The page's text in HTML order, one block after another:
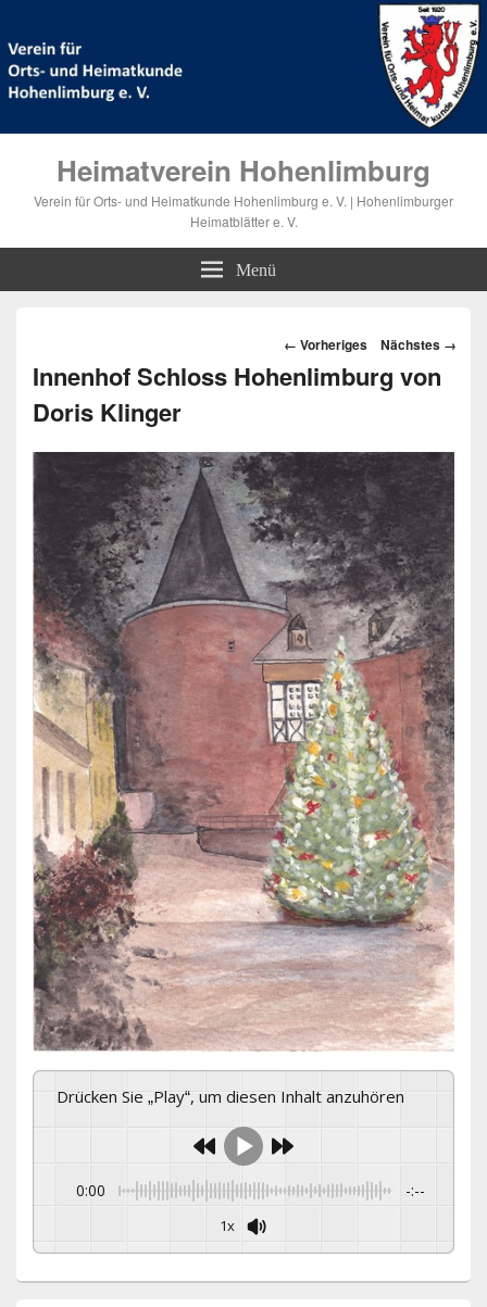
Heimatverein Hohenlimburg
Verein für Orts- und Heimatkunde Hohenlimburg e. V. | Hohenlimburger
Heimatblätter e. V.
Menü
Bilder-
Navigation
← Vorheriges Nächstes →
Innenhof Schloss Hohenlimburg von
Doris Klinger
Drücken Sie „Play“, um diesen Inhalt anzuhören
0:00 -:--
1x